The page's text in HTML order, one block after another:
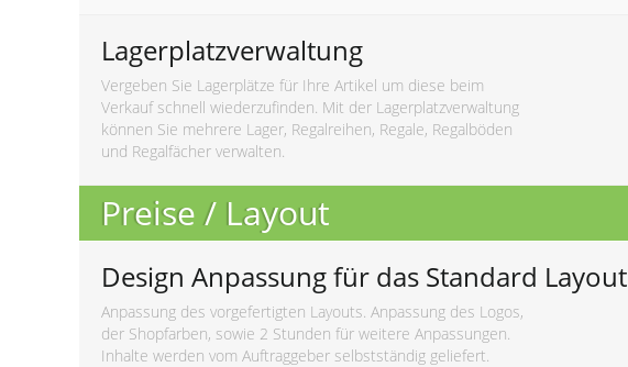
Lagerplatzverwaltung
Vergeben Sie Lagerplätze für Ihre Artikel um diese beim
Verkauf schnell wiederzufinden. Mit der Lagerplatzverwaltung
können Sie mehrere Lager, Regalreihen, Regale, Regalböden
und Regalfächer verwalten.
Preise / Layout
Design Anpassung für das Standard Layout
Anpassung des vorgefertigten Layouts. Anpassung des Logos,
der Shopfarben, sowie 2 Stunden für weitere Anpassungen.
Inhalte werden vom Auftraggeber selbstständig geliefert.